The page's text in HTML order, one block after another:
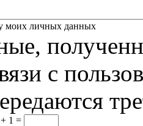
моих личных данных
с
1 =